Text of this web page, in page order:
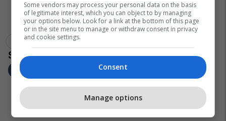
Palosja E Rrobave Paketimi I Rrobave
Some vendors may process your personal data on the basis
of legitimate interest, which you can object to by managing
your options below. Look for a link at the bottom of this page
or in the site menu to manage or withdraw consent in privacy
and cookie settings.
Consent
Manage options